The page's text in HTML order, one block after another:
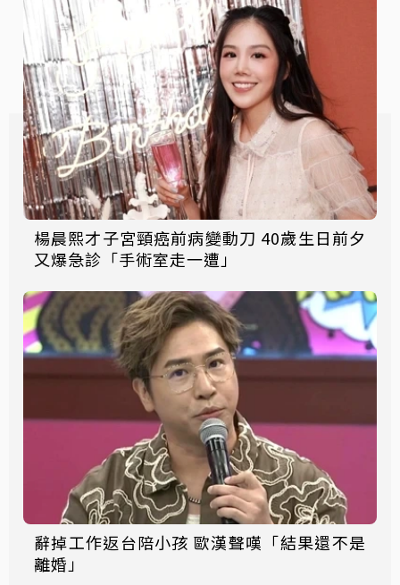
楊晨熙才子宮頸癌前病變動刀 40歲生日前夕
又爆急診「手術室走一遭」
辭掉工作返台陪小孩 歐漢聲嘆「結果還不是
離婚」